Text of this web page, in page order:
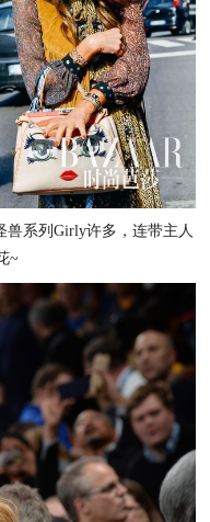
兽系列Girly许多，连带主人
~